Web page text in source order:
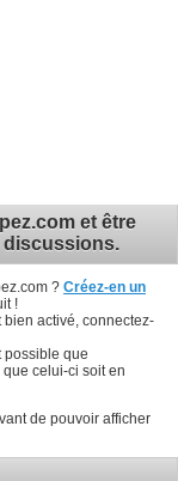
et être
? Créez-en un
!
activé, connectez-
possible que
celui-ci soit en
de pouvoir afficher